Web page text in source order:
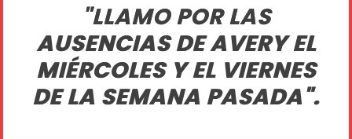
"LLAMO POR LAS
AUSENCIAS DE AVERY EL
MIÉRCOLES Y EL VIERNES
DE LA SEMANA PASADA".